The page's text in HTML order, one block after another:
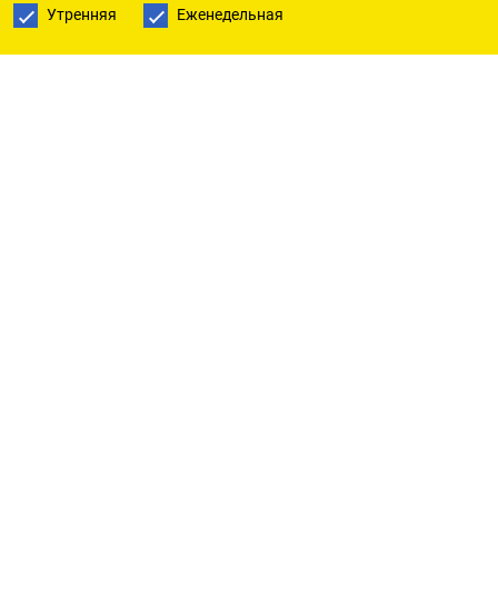
Утренняя Еженедельная
ПОДПИШИТЕСЬ НА НАШУ РАССЫЛКУ